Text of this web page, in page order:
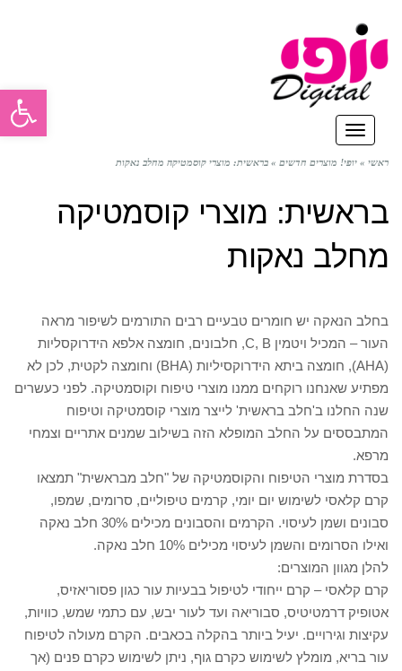
תפריט
ראשי » יופי! מוצרים חדשים » בראשית: מוצרי קוסמטיקה מחלב נאקות
בראשית: מוצרי קוסמטיקה
מחלב נאקות
בחלב הנאקה יש חומרים טבעיים רבים התורמים לשיפור מראה
העור – המכיל ויטמין C, B, חלבונים, חומצה אלפא הידרוקסליות
(AHA), חומצה ביתא הידרוקסיליות (BHA) וחומצה לקטית, לכן לא
מפתיע שאנחנו רוקחים ממנו מוצרי טיפוח וקוסמטיקה. לפני כעשרים
שנה החלנו ב'חלב בראשית' לייצר מוצרי קוסמטיקה וטיפוח
המתבססים על החלב המופלא הזה בשילוב שמנים אתריים וצמחי
מרפא.
בסדרת מוצרי הטיפוח והקוסמטיקה של "חלב מבראשית" תמצאו
קרם קלאסי לשימוש יום יומי, קרמים טיפוליים, סרומים, שמפו,
סבונים ושמן לעיסוי. הקרמים והסבונים מכילים 30% חלב נאקה
ואילו הסרומים והשמן לעיסוי מכילים 10% חלב נאקה.
להלן מגוון המוצרים:
קרם קלאסי – קרם ייחודי לטיפול בבעיות עור כגון פסוריאזיס,
אטופיק דרמטיטיס, סבוריאה ועד לעור יבש, עם כתמי שמש, כוויות,
עקיצות וגירויים. יעיל ביותר בהקלה בכאבים. הקרם מעולה לטיפוח
עור בריא, מומלץ לשימוש כקרם גוף, ניתן לשימוש כקרם פנים (אך
פתח